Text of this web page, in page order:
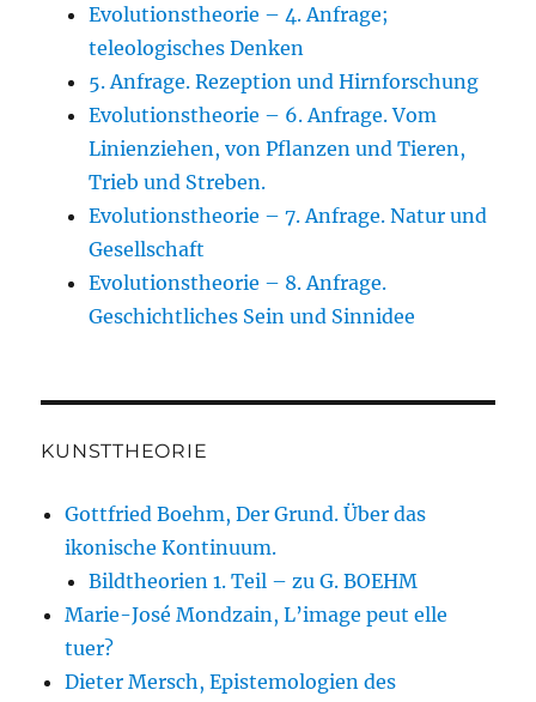
Evolutionstheorie – 4. Anfrage;
teleologisches Denken
5. Anfrage. Rezeption und Hirnforschung
Evolutionstheorie – 6. Anfrage. Vom
Linienziehen, von Pflanzen und Tieren,
Trieb und Streben.
Evolutionstheorie – 7. Anfrage. Natur und
Gesellschaft
Evolutionstheorie – 8. Anfrage.
Geschichtliches Sein und Sinnidee
KUNSTTHEORIE
Gottfried Boehm, Der Grund. Über das
ikonische Kontinuum.
Bildtheorien 1. Teil – zu G. BOEHM
Marie-José Mondzain, L’image peut elle
tuer?
Dieter Mersch, Epistemologien des